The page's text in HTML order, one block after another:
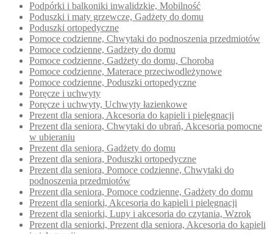
Podpórki i balkoniki inwalidzkie, Mobilność
Poduszki i maty grzewcze, Gadżety do domu
Poduszki ortopedyczne
Pomoce codzienne, Chwytaki do podnoszenia przedmiotów
Pomoce codzienne, Gadżety do domu
Pomoce codzienne, Gadżety do domu, Choroba
Pomoce codzienne, Materace przeciwodleżynowe
Pomoce codzienne, Poduszki ortopedyczne
Poręcze i uchwyty
Poręcze i uchwyty, Uchwyty łazienkowe
Prezent dla seniora, Akcesoria do kąpieli i pielęgnacji
Prezent dla seniora, Chwytaki do ubrań, Akcesoria pomocne
w ubieraniu
Prezent dla seniora, Gadżety do domu
Prezent dla seniora, Poduszki ortopedyczne
Prezent dla seniora, Pomoce codzienne, Chwytaki do
podnoszenia przedmiotów
Prezent dla seniora, Pomoce codzienne, Gadżety do domu
Prezent dla seniorki, Akcesoria do kąpieli i pielęgnacji
Prezent dla seniorki, Lupy i akcesoria do czytania, Wzrok
Prezent dla seniorki, Prezent dla seniora, Akcesoria do kąpieli